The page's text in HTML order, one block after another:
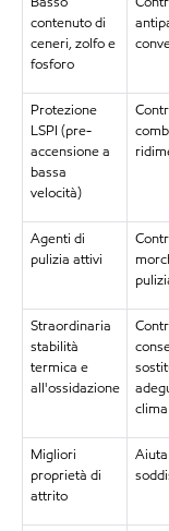
contenuto di
ceneri, zolfo e
fosforo
Protezione
LSPI (pre-
accensione a
bassa
velocità)
Agenti di
pulizia attivi
Straordinaria
stabilità
termica e
all'ossidazione
Migliori
proprietà di
attrito